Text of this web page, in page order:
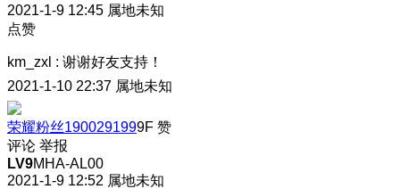
2021-1-9 12:45 属地未知
点赞
km_zxl : 谢谢好友支持！
2021-1-10 22:37 属地未知
荣耀粉丝1900291999F 赞
评论 举报
LV9MHA-AL00
2021-1-9 12:52 属地未知